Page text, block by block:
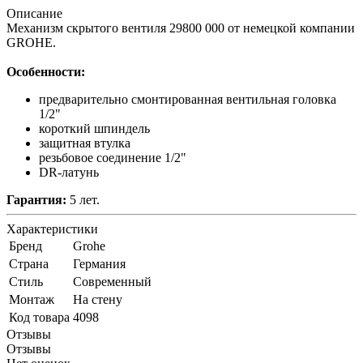
Описание
Механизм скрытого вентиля 29800 000 от немецкой компании
GROHE.
Особенности:
предварительно смонтированная вентильная головка
1/2"
короткий шпиндель
защитная втулка
резьбовое соединение 1/2"
DR-латунь
Гарантия: 5 лет.
Характеристики
Бренд
Grohe
Страна
Германия
Стиль
Современный
Монтаж
На стену
Код товара 4098
Отзывы
Отзывы